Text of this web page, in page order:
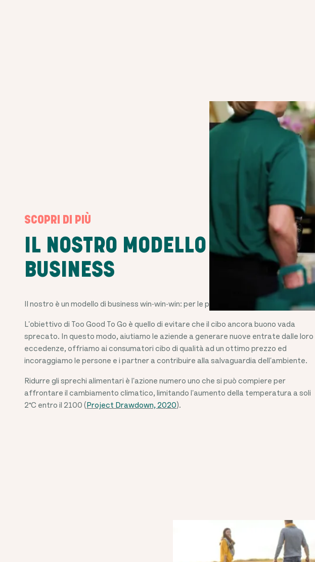
SCOPRI DI PIÙ
IL NOSTRO MODELLO DI
BUSINESS
Il nostro è un modello di business win-win-win: per le persone, le aziende e il pianeta.
L'obiettivo di Too Good To Go è quello di evitare che il cibo ancora buono vada
sprecato. In questo modo, aiutiamo le aziende a generare nuove entrate dalle loro
eccedenze, offriamo ai consumatori cibo di qualità ad un ottimo prezzo ed
incoraggiamo le persone e i partner a contribuire alla salvaguardia dell'ambiente.
Ridurre gli sprechi alimentari è l'azione numero uno che si può compiere per
affrontare il cambiamento climatico, limitando l'aumento della temperatura a soli
2°C entro il 2100 (Project Drawdown, 2020).